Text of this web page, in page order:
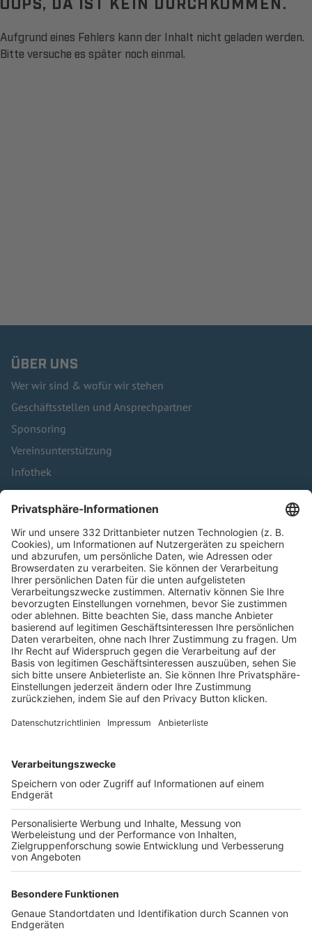
Aufgrund eines Fehlers kann der Inhalt nicht geladen werden.
Bitte versuche es später noch einmal.
ÜBER UNS
Wer wir sind & wofür wir stehen
Geschäftsstellen und Ansprechpartner
Sponsoring
Vereinsunterstützung
Infothek
Kontakt
HÄUFIG BESUCHTE SEITEN
Pässe und Vereinswechsel
Trainerausbildung
Schulungsangebot Vereinsmitarbeiter
BFV-Geschäftsstellen
Trainerbörse
Login SpielPlus
FOLGE DEM BFV
TOP-VEREINE
TOP-PARTNER